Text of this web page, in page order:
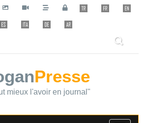
Presse
mieux l'avoir en journal"